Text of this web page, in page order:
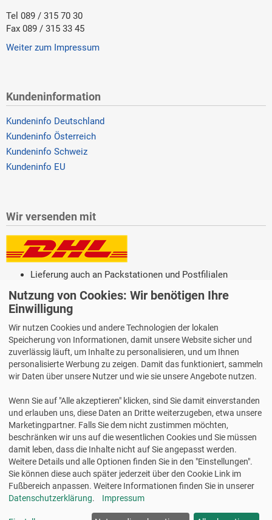
Tel 089 / 315 70 30
Fax 089 / 315 33 45
Weiter zum Impressum
Kundeninformation
Kundeninfo Deutschland
Kundeninfo Österreich
Kundeninfo Schweiz
Kundeninfo EU
Wir versenden mit
Lieferung auch an Packstationen und Postfilialen
Bequeme Zahlung über Paypal
14 Tage Widerrufsrecht
Alle Texte, Grafiken, Bilder und das Layout sind urheberrechtlich
geschützt und dürfen nicht ohne ausdrückliche, schriftliche
Erlaubnis weiterverwendet werden.
© 2026 bits&paper GmbH - HERMA Fachshop - HERMA 4583 -
Wetterfeste Folien-Etiketten A4, weiß, 105 x 148 mm, extrem
stark haftend
Nutzung von Cookies: Wir benötigen Ihre
Einwilligung
Wir nutzen Cookies und andere Technologien der lokalen
Speicherung von Informationen, damit unsere Website sicher und
zuverlässig läuft, um Inhalte zu personalisieren, und um Ihnen
personalisierte Werbung zu zeigen. Damit das funktioniert, sammeln
wir Daten über unsere Nutzer und wie sie unsere Angebote nutzen.
Wenn Sie auf "Alle akzeptieren" klicken, sind Sie damit einverstanden
und erlauben uns, diese Daten an Dritte weiterzugeben, etwa unsere
Marketingpartner. Falls Sie dem nicht zustimmen möchten,
beschränken wir uns auf die wesentlichen Cookies und Sie müssen
damit leben, dass die Inhalte nicht auf Sie angepasst werden.
Weitere Details und alle Optionen finden Sie in den "Einstellungen".
Sie können diese auch später jederzeit über den Cookie Link im
Fußbereich anpassen. Weitere Informationen finden Sie in unserer
Datenschutzerklärung. Impressum